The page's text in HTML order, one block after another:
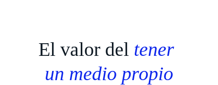
El valor del tener
un medio propio